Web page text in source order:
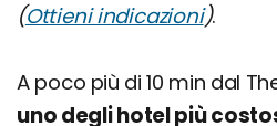
(Ottieni indicazioni).
A poco più di 10 min dal
uno degli hotel più